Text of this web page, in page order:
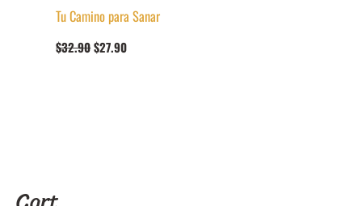
Tu Camino para Sanar
$32.90El
precio
$27.90El
precio